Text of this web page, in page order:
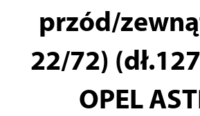
przód/
22/72)
OPEL